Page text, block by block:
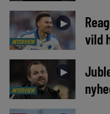
INTERVIEW
►
vild
INTERVIEW
►